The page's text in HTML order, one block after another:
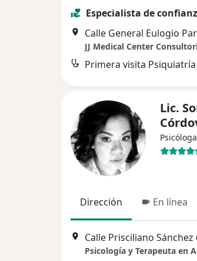
Especialista de
JJ Medical Center
Primera visita Psiquiatría
Lic.
Psicóloga
Dirección En línea
Psicología y Terapeuta en